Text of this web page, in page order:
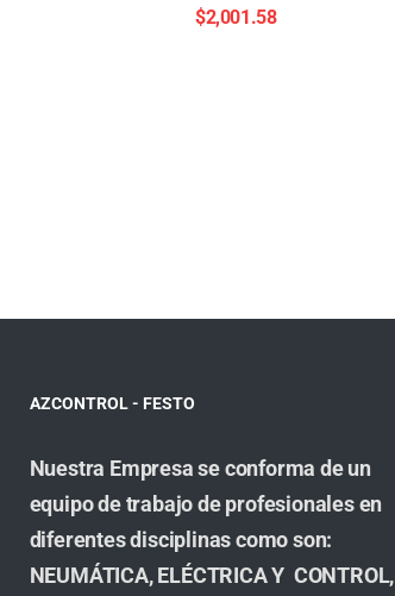
$2,001.58
AZCONTROL - FESTO
Nuestra Empresa se conforma de un
equipo de trabajo de profesionales en
diferentes disciplinas como son:
NEUMÁTICA, ELÉCTRICA Y CONTROL,